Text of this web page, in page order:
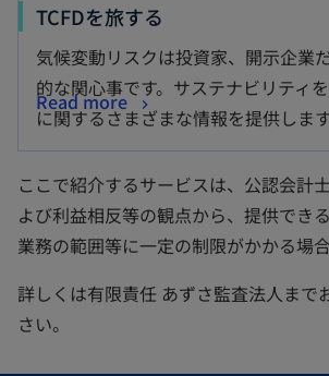
TCFDを旅する
気候変動リスクは投資家、開示企業
的な関心事です。サステナビリティ
に関するさまざまな情報を提供します
Read more
ここで紹介するサービスは、公認会計
よび利益相反等の観点から、提供でき
業務の範囲等に一定の制限がかかる場合
詳しくは有限責任 あずさ監査法人まで
さい。